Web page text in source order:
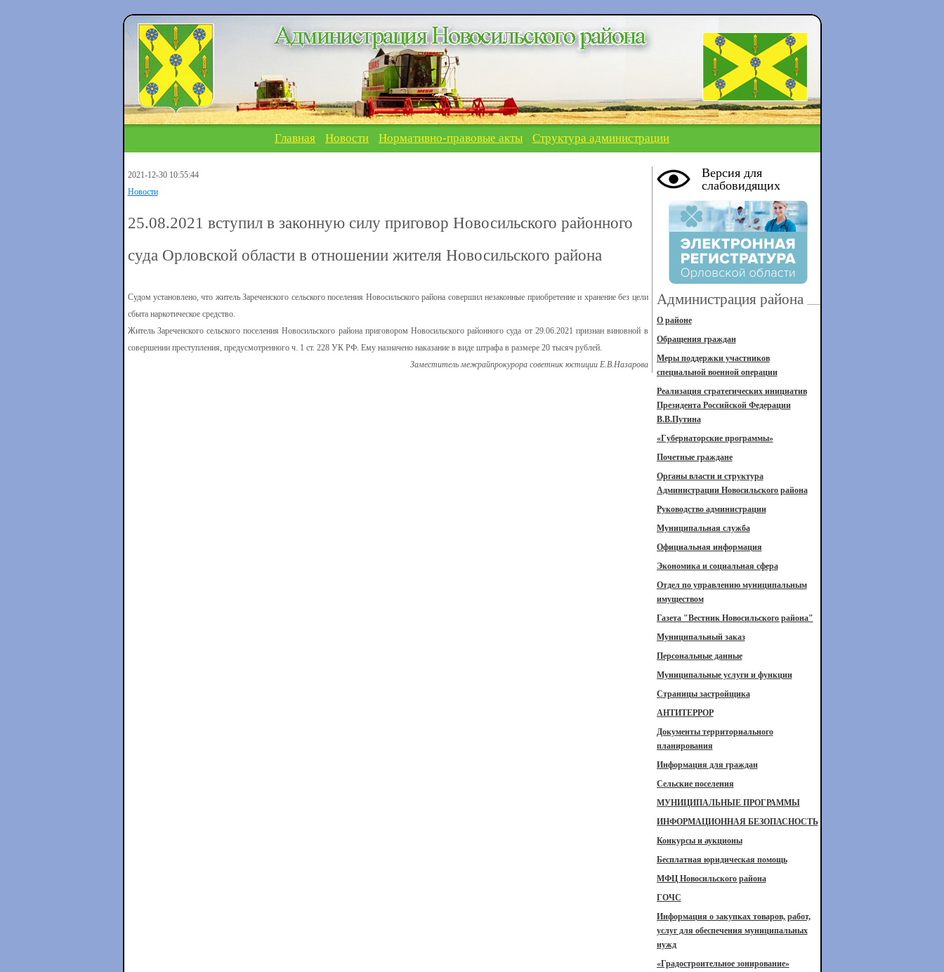
Главная Новости Нормативно-правовые акты Структура администрации
2021-12-30 10:55:44
Новости
25.08.2021 вступил в законную силу приговор Новосильского районного
суда Орловской области в отношении жителя Новосильского района
Судом установлено, что житель Зареченского сельского поселения Новосильского района совершил незаконные приобретение и хранение без цели
сбыта наркотическое средство.
Житель Зареченского сельского поселения Новосильского района приговором Новосильского районного суда от 29.06.2021 признан виновной в
совершении преступления, предусмотренного ч. 1 ст. 228 УК РФ. Ему назначено наказание в виде штрафа в размере 20 тысяч рублей.
Заместитель межрайпрокурора советник юстиции Е.В.Назарова
Версия для
слабовидящих
Администрация района
О районе
Обращения граждан
Меры поддержки участников
специальной военной операции
Реализация стратегических инициатив
Президента Российской Федерации
В.В.Путина
«Губернаторские программы»
Почетные граждане
Органы власти и структура
Администрации Новосильского района
Руководство администрации
Муниципальная служба
Официальная информация
Экономика и социальная сфера
Отдел по управлению муниципальным
имуществом
Газета "Вестник Новосильского района"
Муниципальный заказ
Персональные данные
Муниципальные услуги и функции
Страницы застройщика
АНТИТЕРРОР
Документы территориального
планирования
Информация для граждан
Сельские поселения
МУНИЦИПАЛЬНЫЕ ПРОГРАММЫ
ИНФОРМАЦИОННАЯ БЕЗОПАСНОСТЬ
Конкурсы и аукционы
Бесплатная юридическая помощь
МФЦ Новосильского района
ГОЧС
Информация о закупках товаров, работ,
услуг для обеспечения муниципальных
нужд
«Градостроительное зонирование»